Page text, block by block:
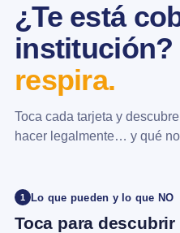
¿Te está
institución?
respira.
Toca cada tarjeta y
hacer legalmente… y qué
1 Lo que pueden y lo que NO
Toca para descubrir